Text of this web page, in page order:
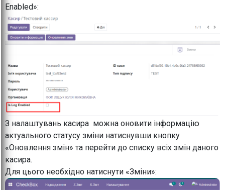
Enabled»:
З налаштувань касира можна оновити інформацію
актуального статусу зміни натиснувши кнопку
«Оновлення змін» та перейти до списку всіх змін даного
касира.
Для цього необхідно натиснути «Зміни»: